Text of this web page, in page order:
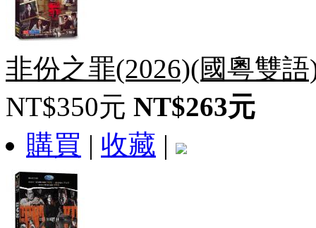
非份之罪(2026)(國粵雙
NT$350元 NT$263元
購買 | 收藏 |